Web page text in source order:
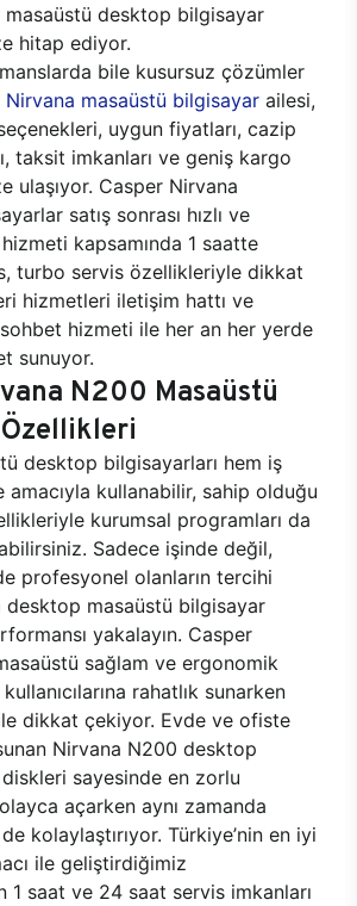
desktop bilgisayar
hitap ediyor.
bile kusursuz çözümler
Nirvana masaüstü bilgisayar ailesi,
uygun fiyatları, cazip
taksit imkanları ve geniş kargo
ulaşıyor. Casper Nirvana
satış sonrası hızlı ve
kapsamında 1 saatte
turbo servis özellikleriyle dikkat
hizmetleri iletişim hattı ve
hizmeti ile her an her yerde
sunuyor.
N200 Masaüstü
desktop bilgisayarları hem iş
amacıyla kullanabilir, sahip olduğu
kurumsal programları da
Sadece işinde değil,
profesyonel olanların tercihi
desktop masaüstü bilgisayar
yakalayın. Casper
sağlam ve ergonomik
rahatlık sunarken
dikkat çekiyor. Evde ve ofiste
Nirvana N200 desktop
sayesinde en zorlu
açarken aynı zamanda
kolaylaştırıyor. Türkiye’nin en iyi
ile geliştirdiğimiz
1 saat ve 24 saat servis imkanları